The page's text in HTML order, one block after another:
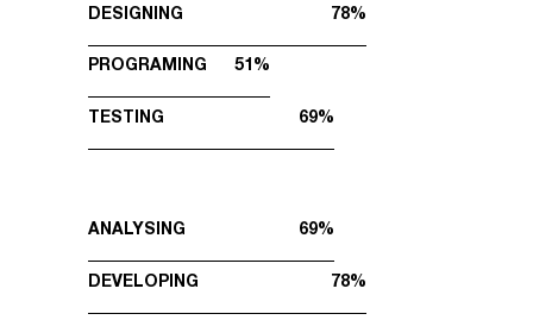
DESIGNING 78
PROGRAMING 51
TESTING 69
ANALYSING 69
DEVELOPING 78